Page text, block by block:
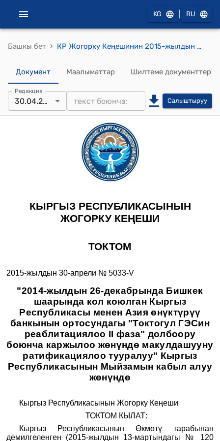
KG RU
Башкы бет › КР Жогорку Кеңешинин 2015-жылдын 30-апрелиндеги № 5033-V "2014-жылдын 26-декабрында Бишкек шаарында кол коюлган Кыргыз Республикасы менен Азия өнүктүрүү банкынын ортосундагы "Токтогул ГЭСин реаблитациялоо II фаза" долбоору боюнча каржылоо жөнүндө макулдашууну ратификациялоо тууралуу" Кыргыз Республикасынын Мыйзамын кабыл алуу жөнүндө" токтому
Документ Маалыматтар Шилтеме документтер
Редакция
30.04.2015 Салыштыруу